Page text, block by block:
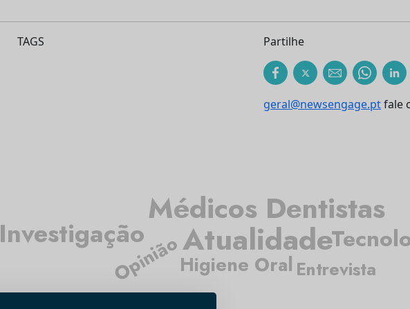
TAGS Partilhe
geral@newsengage.ptfale
Atualidade
Médicos Dentistas
Higiene Oral Entrevista
Opinião
Investigação